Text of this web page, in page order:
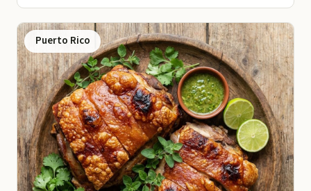
Puerto Rico